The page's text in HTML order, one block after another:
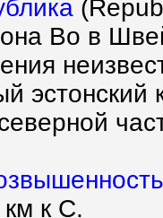
Во в
эстонский
к С.